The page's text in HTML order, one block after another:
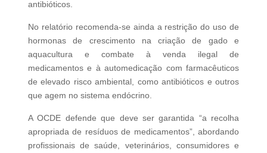
antibióticos.
No relatório recomenda-se ainda a restrição do uso de
hormonas de crescimento na criação de gado e
aquacultura e combate à venda ilegal de
medicamentos e à automedicação com farmacêuticos
de elevado risco ambiental, como antibióticos e outros
que agem no sistema endócrino.
A OCDE defende que deve ser garantida “a recolha
apropriada de resíduos de medicamentos”, abordando
profissionais de saúde, veterinários, consumidores e